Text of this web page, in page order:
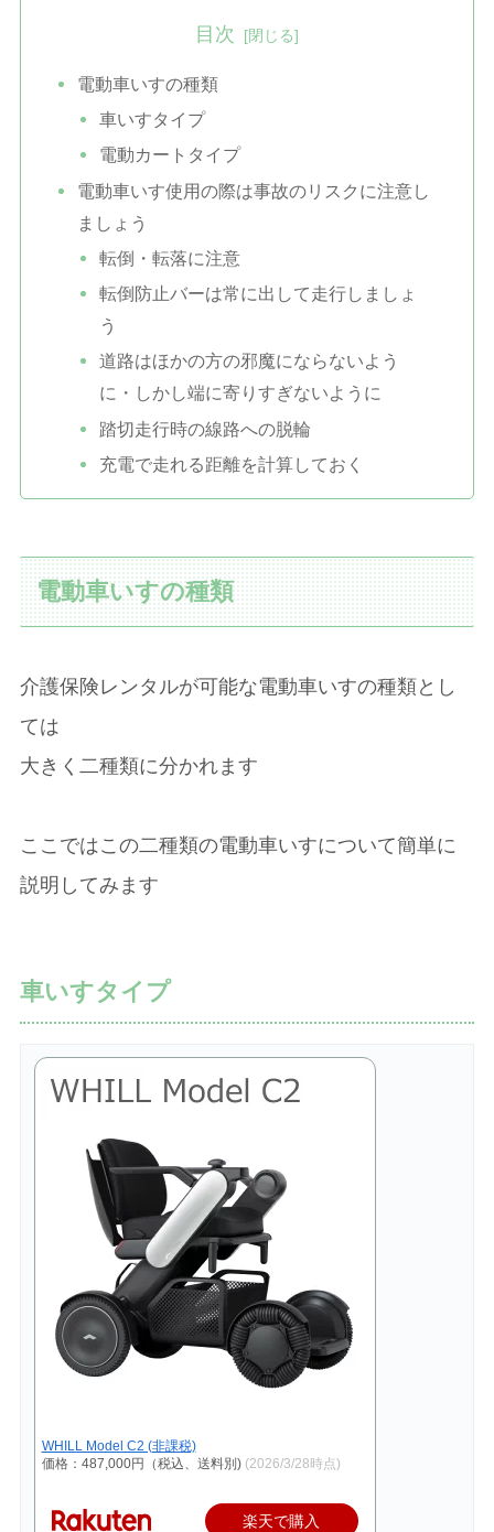
目次
電動車いすの種類
車いすタイプ
電動カートタイプ
電動車いす使用の際は事故のリスクに注意し
ましょう
転倒・転落に注意
転倒防止バーは常に出して走行しましょ
う
道路はほかの方の邪魔にならないよう
に・しかし端に寄りすぎないように
踏切走行時の線路への脱輪
充電で走れる距離を計算しておく
電動車いすの種類
介護保険レンタルが可能な電動車いすの種類とし
ては
大きく二種類に分かれます
ここではこの二種類の電動車いすについて簡単に
説明してみます
車いすタイプ
WHILL Model C2 (非課税)
価格：487,000円（税込、送料別) (2026/3/28時点)
楽天で購入